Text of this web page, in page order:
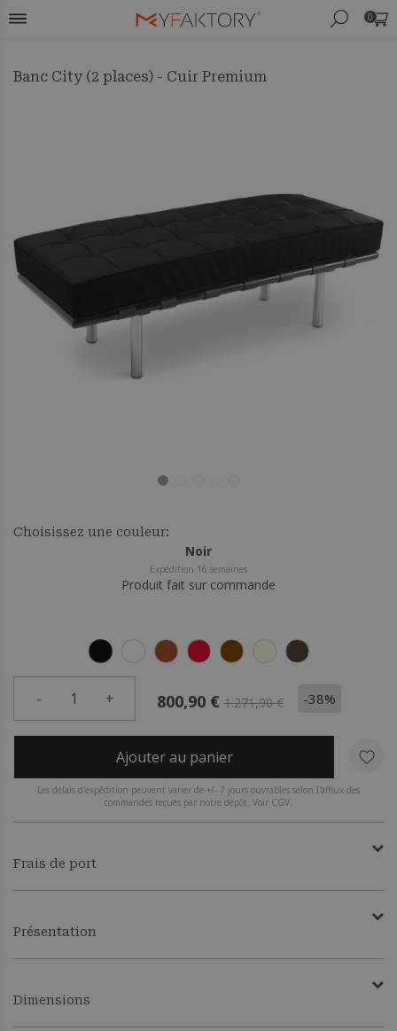
0
Banc City (2 places) - Cuir Premium
Choisissez une couleur:
Noir
Expédition 16 semaines
Produit fait sur commande
- 1 + 800,90 € 1.271,90 € -38%
Ajouter au panier
Les délais d'expédition peuvent varier de +/- 7 jours ouvrables selon l'afflux des
commandes reçues par notre dépôt. Voir CGV.
Frais de port
Présentation
Dimensions